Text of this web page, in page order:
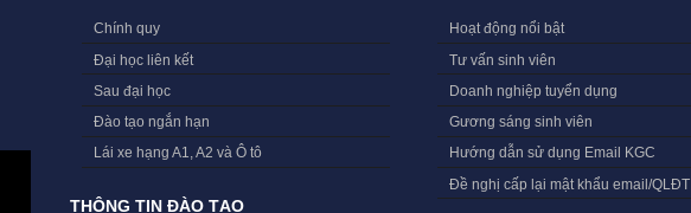
Chính quy
Đại học liên kết
Sau đại học
Đào tạo ngắn hạn
Lái xe hạng A1, A2 và Ô tô
THÔNG TIN ĐÀO TẠO
Hoạt động nổi bật
Tư vấn sinh viên
Doanh nghiệp tuyển dụng
Gương sáng sinh viên
Hướng dẫn sử dụng Email KGC
Đề nghị cấp lại mật khẩu email/QLĐT